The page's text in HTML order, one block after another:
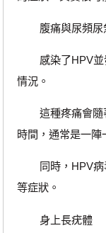
腹痛與尿頻尿
感染了HPV並
情況。
這種疼痛會隨著
時間，通常是一陣
同時，HPV病
等症狀。
身上長疣體